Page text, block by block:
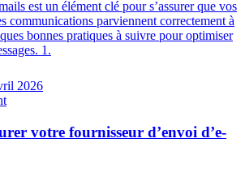
est un élément clé pour s’assurer que vos
communications parviennent correctement à
bonnes pratiques à suivre pour optimiser
1.
2026
votre fournisseur d’envoi d’e-